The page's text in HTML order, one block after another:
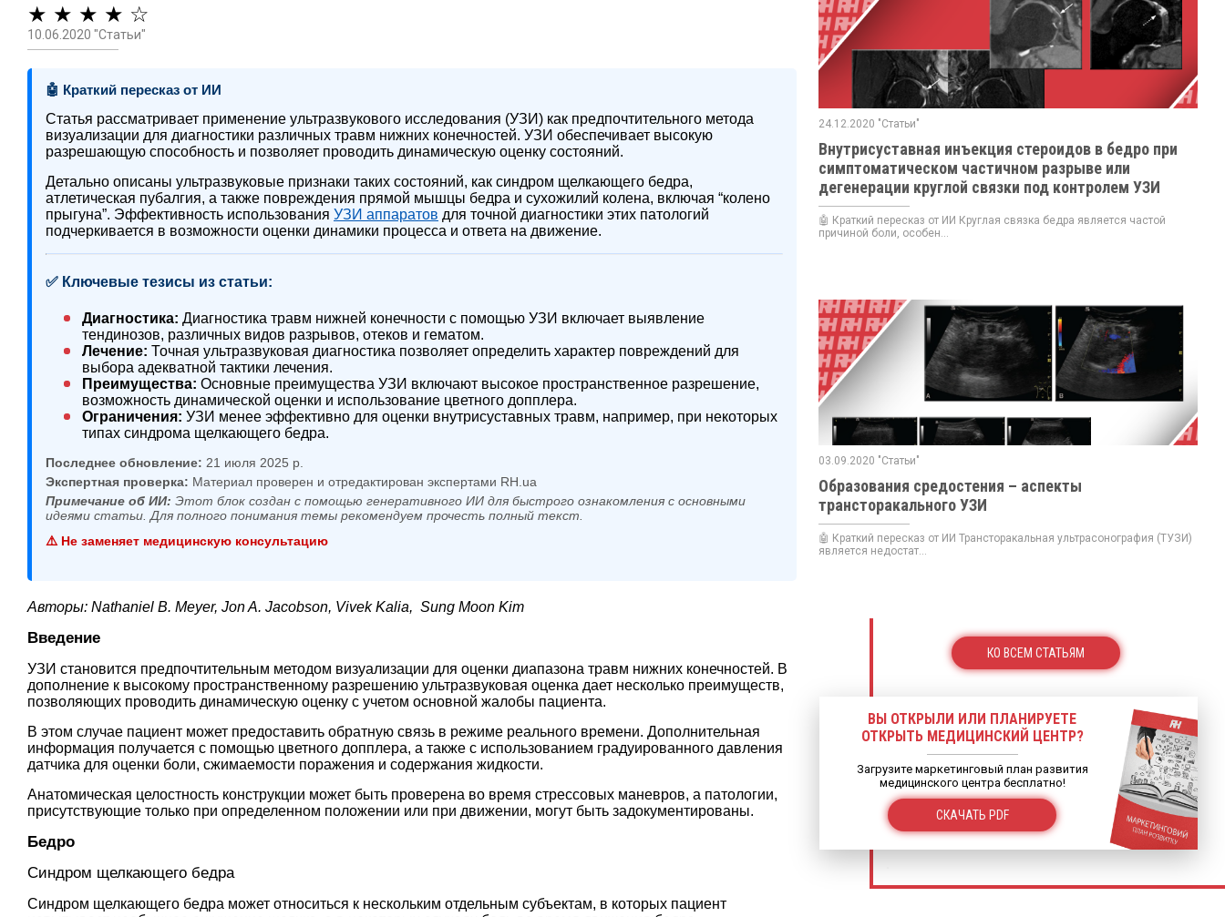
★ ★ ★ ★ ☆
10.06.2020 "Статьи"
🤖 Краткий пересказ от ИИ
Статья рассматривает применение ультразвукового исследования (УЗИ) как предпочтительного метода
визуализации для диагностики различных травм нижних конечностей. УЗИ обеспечивает высокую
разрешающую способность и позволяет проводить динамическую оценку состояний.
Детально описаны ультразвуковые признаки таких состояний, как синдром щелкающего бедра,
атлетическая пубалгия, а также повреждения прямой мышцы бедра и сухожилий колена, включая “колено
прыгуна”. Эффективность использования УЗИ аппаратов для точной диагностики этих патологий
подчеркивается в возможности оценки динамики процесса и ответа на движение.
✅ Ключевые тезисы из статьи:
Диагностика: Диагностика травм нижней конечности с помощью УЗИ включает выявление
тендинозов, различных видов разрывов, отеков и гематом.
Лечение: Точная ультразвуковая диагностика позволяет определить характер повреждений для
выбора адекватной тактики лечения.
Преимущества: Основные преимущества УЗИ включают высокое пространственное разрешение,
возможность динамической оценки и использование цветного допплера.
Ограничения: УЗИ менее эффективно для оценки внутрисуставных травм, например, при некоторых
типах синдрома щелкающего бедра.
Последнее обновление: 21 июля 2025 р.
Экспертная проверка: Материал проверен и отредактирован экспертами RH.ua
Примечание об ИИ: Этот блок создан с помощью генеративного ИИ для быстрого ознакомления с основными
идеями статьи. Для полного понимания темы рекомендуем прочесть полный текст.
⚠️ Не заменяет медицинскую консультацию
Авторы: Nathaniel B. Meyer, Jon A. Jacobson, Vivek Kalia, Sung Moon Kim
Введение
УЗИ становится предпочтительным методом визуализации для оценки диапазона травм нижних конечностей. В
дополнение к высокому пространственному разрешению ультразвуковая оценка дает несколько преимуществ,
позволяющих проводить динамическую оценку с учетом основной жалобы пациента.
В этом случае пациент может предоставить обратную связь в режиме реального времени. Дополнительная
информация получается с помощью цветного допплера, а также с использованием градуированного давления
датчика для оценки боли, сжимаемости поражения и содержания жидкости.
Анатомическая целостность конструкции может быть проверена во время стрессовых маневров, а патологии,
присутствующие только при определенном положении или при движении, могут быть задокументированы.
Бедро
Синдром щелкающего бедра
Синдром щелкающего бедра может относиться к нескольким отдельным субъектам, в которых пациент
24.12.2020 "Статьи"
Внутрисуставная инъекция стероидов в бедро при
симптоматическом частичном разрыве или
дегенерации круглой связки под контролем УЗИ
🤖 Краткий пересказ от ИИ Круглая связка бедра является частой
причиной боли, особен...
03.09.2020 "Статьи"
Образования средостения – аспекты
трансторакального УЗИ
🤖 Краткий пересказ от ИИ Трансторакальная ультрасонография (ТУЗИ)
является недостат...
КО ВСЕМ СТАТЬЯМ
ВЫ ОТКРЫЛИ ИЛИ ПЛАНИРУЕТЕ
ОТКРЫТЬ МЕДИЦИНСКИЙ ЦЕНТР?
Загрузите маркетинговый план развития
медицинского центра бесплатно!
СКАЧАТЬ PDF